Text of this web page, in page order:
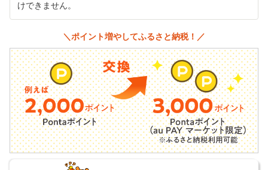
けできません。
＼ポイント増やしてふるさと納税！／